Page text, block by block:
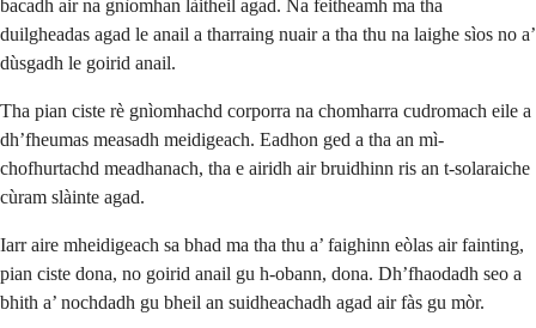
bacadh air na gnìomhan làitheil agad. Na feitheamh ma tha
duilgheadas agad le anail a tharraing nuair a tha thu na laighe sìos no a’
dùsgadh le goirid anail.
Tha pian ciste rè gnìomhachd corporra na chomharra cudromach eile a
dh’fheumas measadh meidigeach. Eadhon ged a tha an mì-
chofhurtachd meadhanach, tha e airidh air bruidhinn ris an t-solaraiche
cùram slàinte agad.
Iarr aire mheidigeach sa bhad ma tha thu a’ faighinn eòlas air fainting,
pian ciste dona, no goirid anail gu h-obann, dona. Dh’fhaodadh seo a
bhith a’ nochdadh gu bheil an suidheachadh agad air fàs gu mòr.